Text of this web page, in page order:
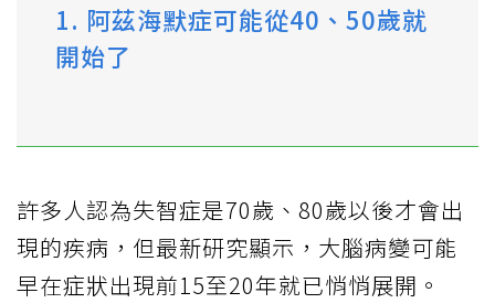
1. 阿茲海默症可能從40、50歲就
開始了
許多人認為失智症是70歲、80歲以後才會出
現的疾病，但最新研究顯示，大腦病變可能
早在症狀出現前15至20年就已悄悄展開。